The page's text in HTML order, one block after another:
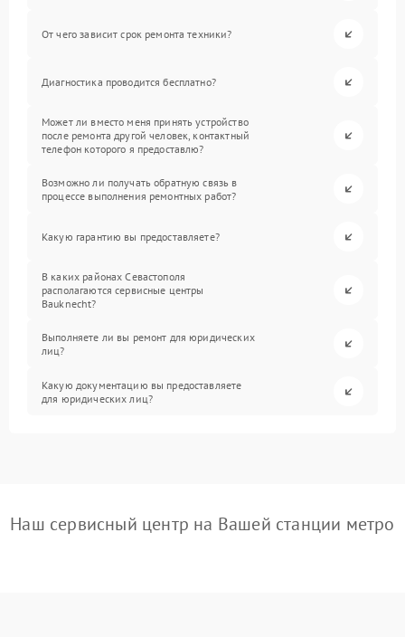
От чего зависит срок ремонта техники?
Диагностика проводится бесплатно?
Может ли вместо меня принять устройство
после ремонта другой человек, контактный
телефон которого я предоставлю?
Возможно ли получать обратную связь в
процессе выполнения ремонтных работ?
Какую гарантию вы предоставляете?
В каких районах Севастополя
располагаются сервисные центры
Bauknecht?
Выполняете ли вы ремонт для юридических
лиц?
Какую документацию вы предоставляете
для юридических лиц?
Наш сервисный центр на Вашей станции метро